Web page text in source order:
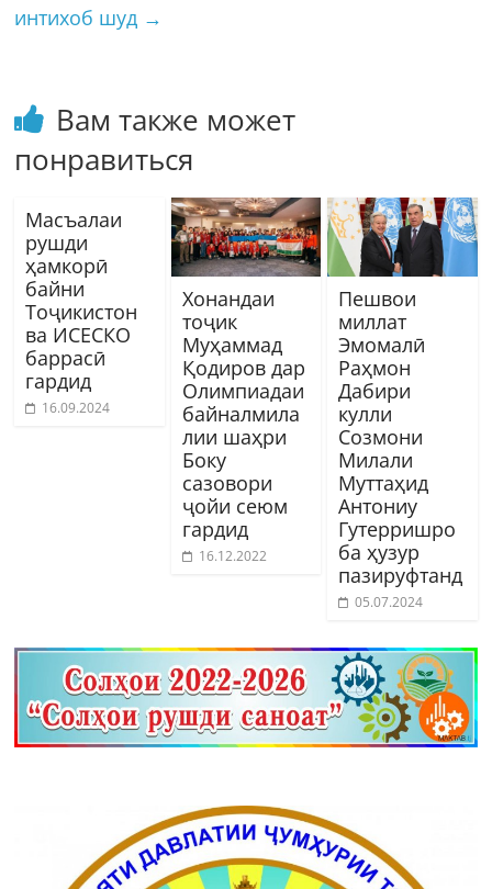
интихоб шуд →
Вам также может
понравиться
Масъалаи
рушди
ҳамкорӣ
байни
Тоҷикистон
ва ИСЕСКО
баррасӣ
гардид
16.09.2024
Хонандаи
тоҷик
Муҳаммад
Қодиров дар
Олимпиадаи
байналмила
лии шаҳри
Боку
сазовори
ҷойи сеюм
гардид
16.12.2022
Пешвои
миллат
Эмомалӣ
Раҳмон
Дабири
кулли
Созмони
Милали
Муттаҳид
Антониу
Гутерришро
ба ҳузур
пазируфтанд
05.07.2024